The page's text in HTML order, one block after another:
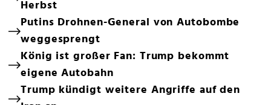
Herbst
Putins Drohnen-General von Autobombe
weggesprengt
König ist großer Fan: Trump bekommt
eigene Autobahn
Trump kündigt weitere Angriffe auf den